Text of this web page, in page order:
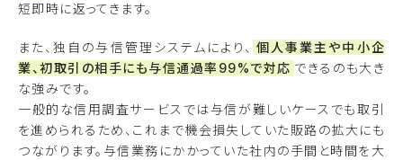
短即時に返ってきます。
また、独自の与信管理システムにより、 個人事業主や中小企
業、初取引の相手にも与信通過率99%で対応 できるのも大き
な強みです。
一般的な信用調査サービスでは与信が難しいケースでも取引
を進められるため、これまで機会損失していた販路の拡大にも
つながります。与信業務にかかっていた社内の手間と時間を大